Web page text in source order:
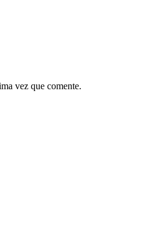
vez que comente.